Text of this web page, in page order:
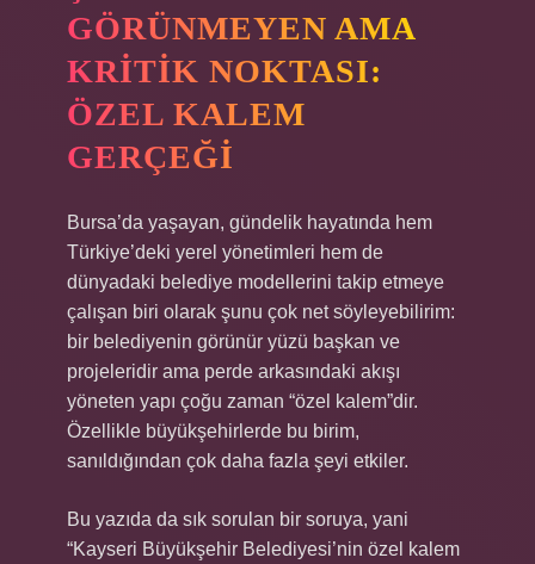
GÖRÜNMEYEN AMA
KRITIK NOKTASI:
ÖZEL KALEM
GERÇEĞI
Bursa’da yaşayan, gündelik hayatında hem
Türkiye’deki yerel yönetimleri hem de
dünyadaki belediye modellerini takip etmeye
çalışan biri olarak şunu çok net söyleyebilirim:
bir belediyenin görünür yüzü başkan ve
projeleridir ama perde arkasındaki akışı
yöneten yapı çoğu zaman “özel kalem”dir.
Özellikle büyükşehirlerde bu birim,
sanıldığından çok daha fazla şeyi etkiler.
Bu yazıda da sık sorulan bir soruya, yani
“Kayseri Büyükşehir Belediyesi’nin özel kalem